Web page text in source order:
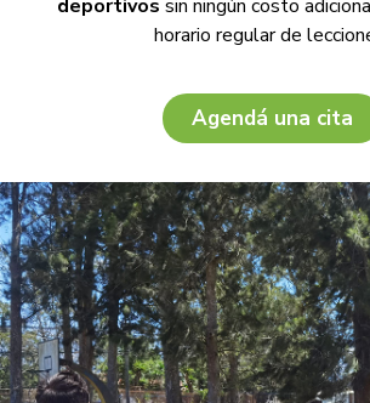
deportivos sin ningún costo
horario regular de
Agendá una cita